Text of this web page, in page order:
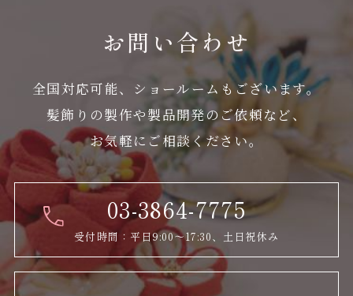
お問い合わせ
全国対応可能、ショールームもございます。
髪飾りの製作や製品開発のご依頼など、
お気軽にご相談ください。
03-3864-7775
受付時間：平日9:00～17:30、土日祝休み